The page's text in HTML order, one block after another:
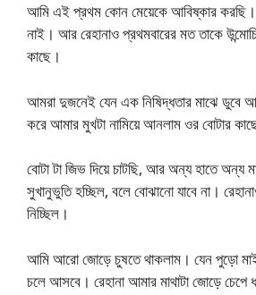
আমি এই প্রথম কোন মেয়েকে আবিষ্কার
নাই। আর রেহানাও প্রথমবারের মত তাকে
কাছে।
আমরা দুজনেই যেন এক নিষিদ্ধতার মাঝে ডুবে
করে আমার মুখটা নামিয়ে আনলাম ওর বোটার
বোটা টা জিভ দিয়ে চাটছি, আর অন্য হাতে অন্য
সুখানুভুতি হচ্ছিল, বলে বোঝানো যাবে না।
নিচ্ছিল।
আমি আরো জোড়ে চুষতে থাকলাম। যেন পুড়ো
চলে আসবে। রেহানা আমার মাথাটা জোড়ে